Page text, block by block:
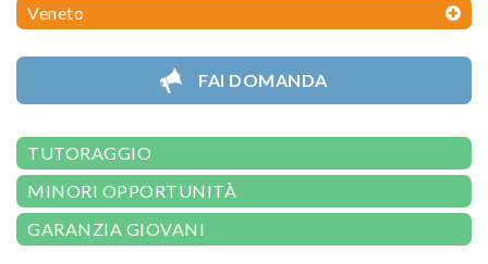
Veneto
FAI DOMANDA
TUTORAGGIO
MINORI OPPORTUNITÀ
GARANZIA GIOVANI